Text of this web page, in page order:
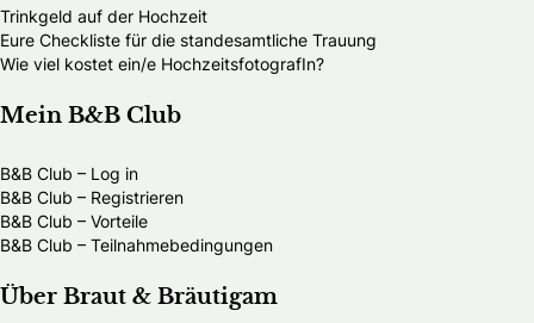
Trinkgeld auf der Hochzeit
Eure Checkliste für die standesamtliche Trauung
Wie viel kostet ein/e HochzeitsfotografIn?
Mein B&B Club
B&B Club – Log in
B&B Club – Registrieren
B&B Club – Vorteile
B&B Club – Teilnahmebedingungen
Über Braut & Bräutigam